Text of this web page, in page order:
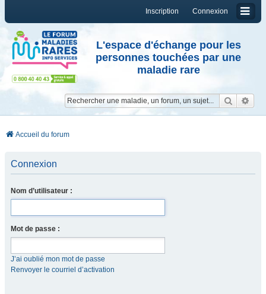
Connexion
Inscription
L'espace d'échange pour les
personnes touchées par une
maladie rare
Accueil du forum
Connexion
Nom d’utilisateur :
Mot de passe :
J’ai oublié mon mot de passe
Renvoyer le courriel d’activation